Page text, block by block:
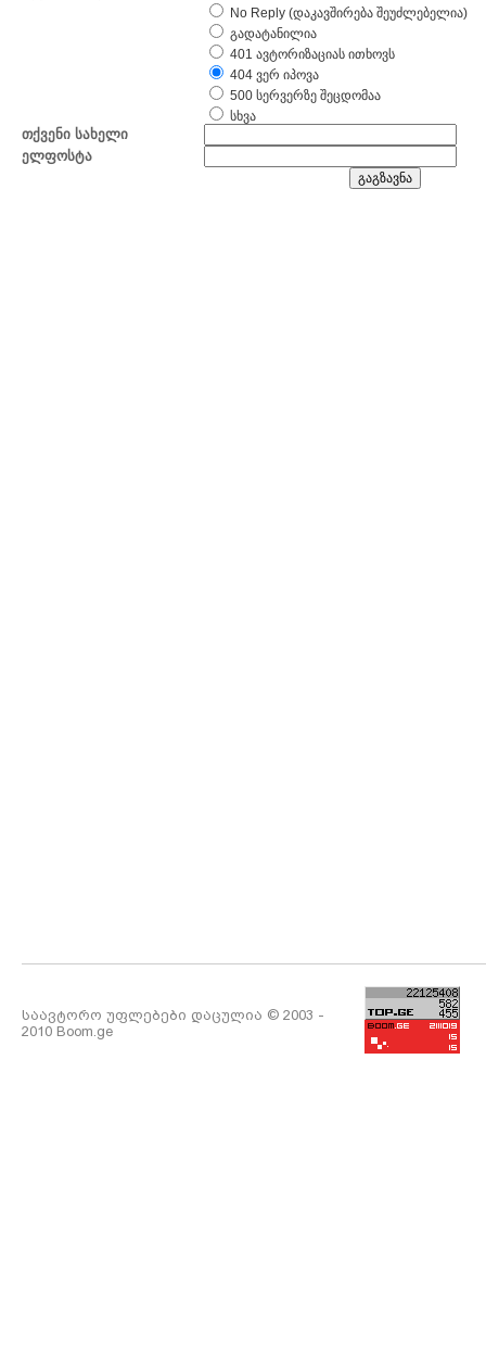
No Reply (დაკავშირება შეუძლებელია)
გადატანილია
401 ავტორიზაციას ითხოვს
404 ვერ იპოვა
500 სერვერზე შეცდომაა
სხვა
თქვენი სახელი
ელფოსტა
საავტორო უფლებები დაცულია © 2003 -
2010 Boom.ge